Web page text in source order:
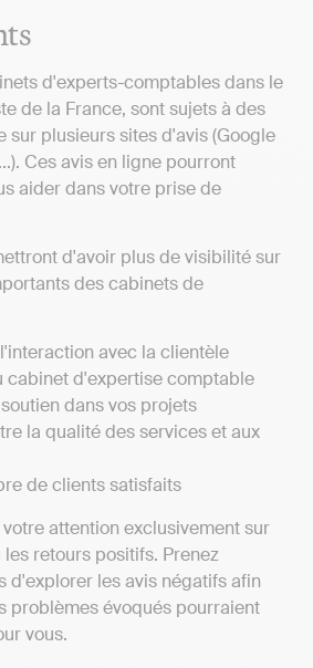
d'experts-comptables dans le
de la France, sont sujets à des
sur plusieurs sites d'avis (Google
Ces avis en ligne pourront
aider dans votre prise de
d'avoir plus de visibilité sur
des cabinets de
avec la clientèle
cabinet d'expertise comptable
dans vos projets
la qualité des services et aux
de clients satisfaits
attention exclusivement sur
retours positifs. Prenez
d'explorer les avis négatifs afin
problèmes évoqués pourraient
vous.